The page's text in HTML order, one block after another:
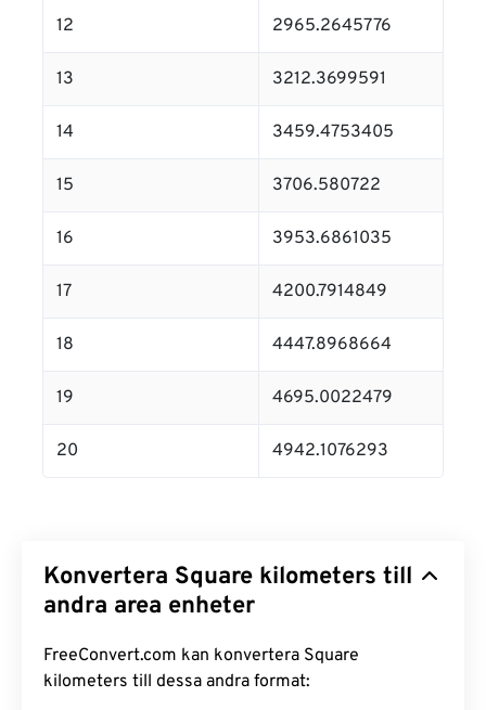
12 2965.2645776
13 3212.3699591
14 3459.4753405
15 3706.580722
16 3953.6861035
17 4200.7914849
18 4447.8968664
19 4695.0022479
20 4942.1076293
Konvertera Square kilometers till
andra area enheter
FreeConvert.com kan konvertera Square
kilometers till dessa andra format: